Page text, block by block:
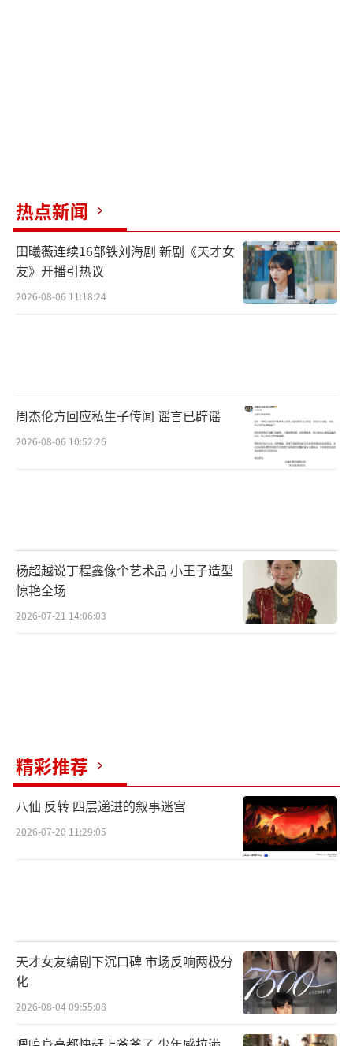
热点新闻
田曦薇连续16部铁刘海剧 新剧《天才女
友》开播引热议
2026-08-06 11:18:24
周杰伦方回应私生子传闻 谣言已辟谣
2026-08-06 10:52:26
杨超越说丁程鑫像个艺术品 小王子造型
惊艳全场
2026-07-21 14:06:03
精彩推荐
八仙 反转 四层递进的叙事迷宫
2026-07-20 11:29:05
天才女友编剧下沉口碑 市场反响两极分
化
2026-08-04 09:55:08